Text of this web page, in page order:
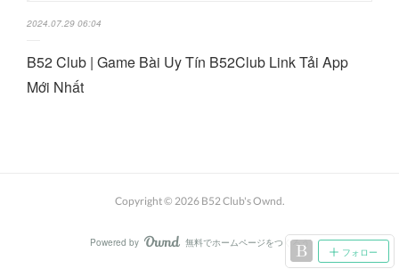
2024.07.29 06:04
B52 Club | Game Bài Uy Tín B52Club Link Tải App
Mới Nhất
フォロー
Copyright © 2026 B52 Club's Ownd.
Powered by AmebaOwnd
無料でホームページをつくろう